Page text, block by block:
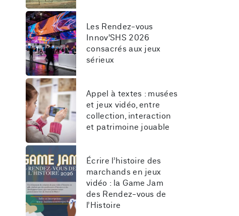
Les Rendez-vous
Innov'SHS 2026
consacrés aux jeux
sérieux
Appel à textes : musées
et jeux vidéo, entre
collection, interaction
et patrimoine jouable
Écrire l’histoire des
marchands en jeux
vidéo : la Game Jam
des Rendez-vous de
l’Histoire